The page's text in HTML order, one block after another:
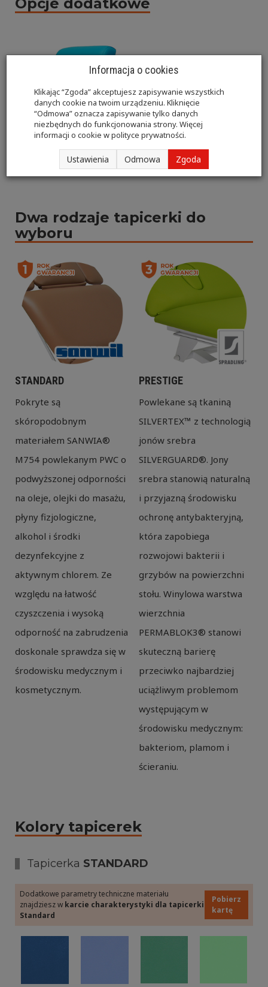
Podgłówek
Dwa rodzaje tapicerki do
wyboru
STANDARD
Pokryte są
skóropodobnym
materiałem SANWIA®
M754 powlekanym PWC o
podwyższonej odporności
na oleje, olejki do masażu,
płyny fizjologiczne,
alkohol i środki
dezynfekcyjne z
aktywnym chlorem. Ze
względu na łatwość
czyszczenia i wysoką
odporność na zabrudzenia
doskonale sprawdza się w
środowisku medycznym i
kosmetycznym.
PRESTIGE
Powlekane są tkaniną
SILVERTEX™ z technologią
jonów srebra
SILVERGUARD®. Jony
srebra stanowią naturalną
i przyjazną środowisku
ochronę antybakteryjną,
która zapobiega
rozwojowi bakterii i
grzybów na powierzchni
stołu. Winylowa warstwa
wierzchnia
PERMABLOK3® stanowi
skuteczną barierę
przeciwko najbardziej
uciążliwym problemom
występującym w
środowisku medycznym:
bakteriom, plamom i
ścieraniu.
Kolory tapicerek
Tapicerka STANDARD
Dodatkowe parametry techniczne materiału
znajdziesz w karcie charakterystyki dla tapicerki
Standard
Pobierz
kartę
Informacja o cookies
Klikając “Zgoda” akceptujesz zapisywanie wszystkich
danych cookie na twoim urządzeniu. Kliknięcie
“Odmowa” oznacza zapisywanie tylko danych
niezbędnych do funkcjonowania strony. Więcej
informacji o cookie wpolityce prywatności.
Ustawienia Odmowa Zgoda